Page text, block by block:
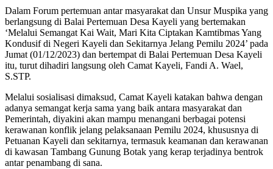
Dalam Forum pertemuan antar masyarakat dan Unsur Muspika yang
berlangsung di Balai Pertemuan Desa Kayeli yang bertemakan
‘Melalui Semangat Kai Wait, Mari Kita Ciptakan Kamtibmas Yang
Kondusif di Negeri Kayeli dan Sekitarnya Jelang Pemilu 2024’ pada
Jumat (01/12/2023) dan bertempat di Balai Pertemuan Desa Kayeli
itu, turut dihadiri langsung oleh Camat Kayeli, Fandi A. Wael,
S.STP.
Melalui sosialisasi dimaksud, Camat Kayeli katakan bahwa dengan
adanya semangat kerja sama yang baik antara masyarakat dan
Pemerintah, diyakini akan mampu menangani berbagai potensi
kerawanan konflik jelang pelaksanaan Pemilu 2024, khususnya di
Petuanan Kayeli dan sekitarnya, termasuk keamanan dan kerawanan
di kawasan Tambang Gunung Botak yang kerap terjadinya bentrok
antar penambang di sana.